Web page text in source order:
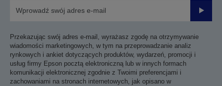
Przekazując swój adres e-mail, wyrażasz zgodę na otrzymywanie
wiadomości marketingowych, w tym na przeprowadzanie analiz
rynkowych i ankiet dotyczących produktów, wydarzeń, promocji i
usług firmy Epson pocztą elektroniczną lub w innych formach
komunikacji elektronicznej zgodnie z Twoimi preferencjami i
zachowaniami na stronach internetowych, jak opisano w